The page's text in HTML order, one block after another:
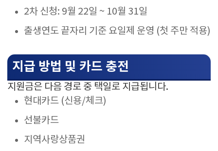
2차 신청: 9월 22일 ~ 10월 31일
출생연도 끝자리 기준 요일제 운영 (첫 주만 적용)
지급 방법 및 카드 충전
지원금은 다음 경로 중 택일로 지급됩니다.
현대카드 (신용/체크)
선불카드
지역사랑상품권